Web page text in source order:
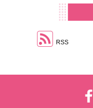
RSS